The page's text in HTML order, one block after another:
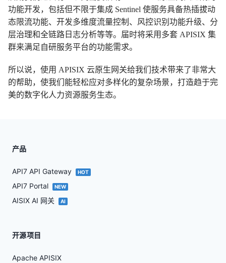
功能开发，包括但不限于集成 Sentinel 使服务具备热插拔动
态限流功能、开发多维度流量控制、风控识别功能升级、分
层治理和全链路日志分析等等。届时将采用多套 APISIX 集
群来满足自研服务平台的功能需求。
所以说，使用 APISIX 云原生网关给我们技术带来了非常大
的帮助，使我们能轻松应对多样化的复杂场景，打造趋于完
美的数字化人力资源服务生态。
产品
API7 API Gateway HOT
API7 Portal NEW
AISIX AI 网关 AI
开源项目
Apache APISIX